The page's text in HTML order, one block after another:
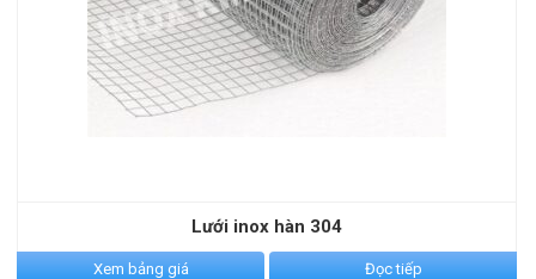
Lưới inox hàn 304
Xem bảng giá Đọc tiếp